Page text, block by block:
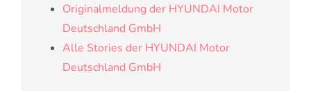
Originalmeldung der HYUNDAI Motor
Deutschland GmbH
Alle Stories der HYUNDAI Motor
Deutschland GmbH